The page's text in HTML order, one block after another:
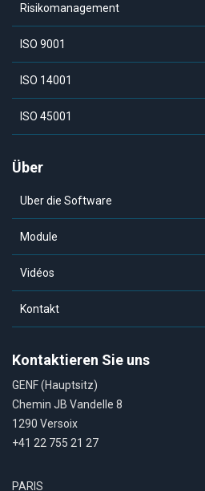
Risikomanagement
ISO 9001
ISO 14001
ISO 45001
Über
Uber die Software
Module
Vidéos
Kontakt
Kontaktieren Sie uns
GENF (Hauptsitz)
Chemin JB Vandelle 8
1290 Versoix
+41 22 755 21 27
PARIS